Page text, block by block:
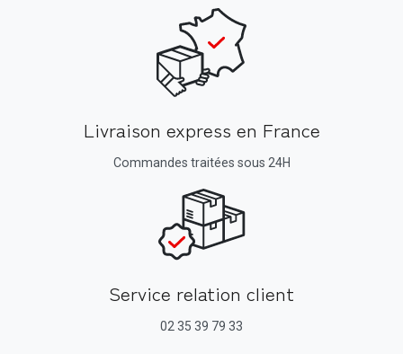
Livraison express en France
Commandes traitées sous 24H
Service relation client
02 35 39 79 33